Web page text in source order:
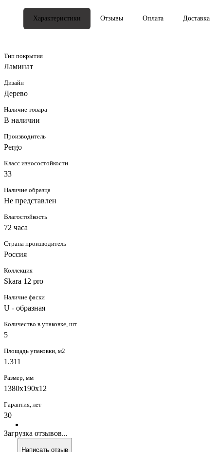
Характеристики Отзывы Оплата Доставка
Тип покрытия
Ламинат
Дизайн
Дерево
Наличие товара
В наличии
Производитель
Pergo
Класс износостойкости
33
Наличие образца
Не представлен
Влагостойкость
72 часа
Страна производитель
Россия
Коллекция
Skara 12 pro
Наличие фаски
U - образная
Количество в упаковке, шт
5
Площадь упаковки, м2
1.311
Размер, мм
1380х190х12
Гарантия, лет
30
Загрузка отзывов...
Написать отзыв